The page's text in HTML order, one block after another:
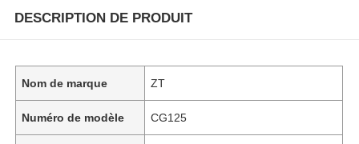
DESCRIPTION DE PRODUIT
Nom de marque ZT
Numéro de modèle CG125